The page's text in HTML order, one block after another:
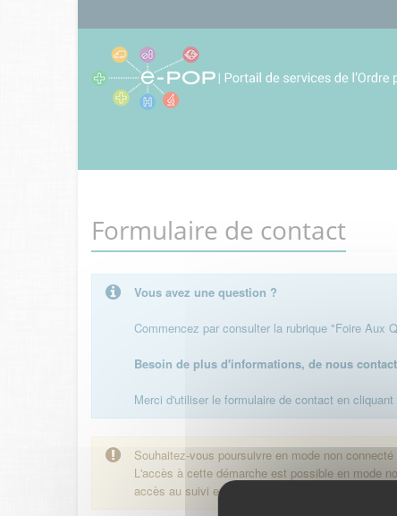
Formulaire de contact
Vous avez une question ?
Commencez par consulter la rubrique "Foire Aux
Besoin de plus d'informations, de nous
Merci d'utiliser le formulaire de contact en
Souhaitez-vous poursuivre en mode non connecté
L'accès à cette démarche est possible en mode
accès au suivi en ligne de la démarche.